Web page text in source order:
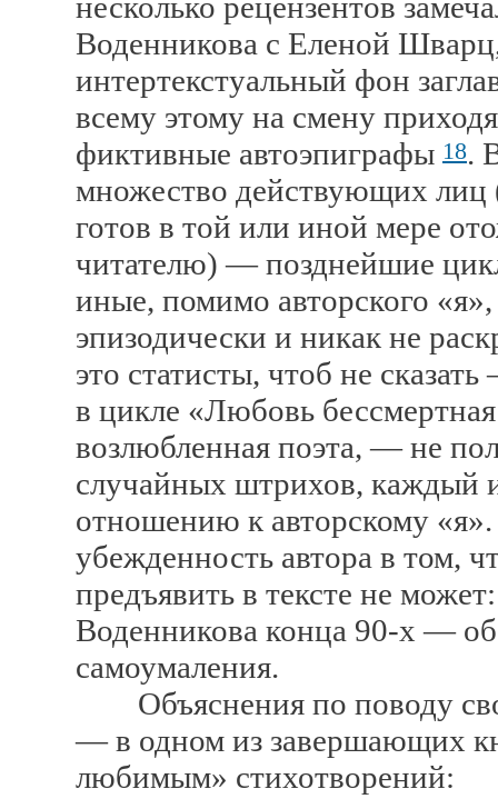
Воденникова с Еленой
интертекстуальный фон
всему этому на смену
фиктивные автоэпиграфы 18.
множество действующих
готов в той или иной мере
читателю) — позднейшие
иные, помимо авторского
эпизодически и никак не
это статисты, чтоб не
в цикле «Любовь
возлюбленная поэта, — не
случайных штрихов, каждый
отношению к авторскому «я».
убежденность автора в том,
предъявить в тексте не
Воденникова конца 90-х —
самоумаления.
Объяснения по поводу
— в одном из завершающих
любимым» стихотворений: